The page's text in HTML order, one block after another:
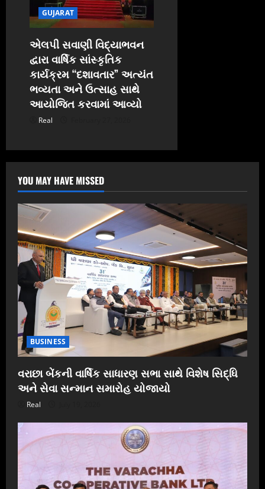
GUJARAT
એલપી સવાણી વિદ્યાભવન
દ્વારા વાર્ષિક સાંસ્કૃતિક
કાર્યક્રમ “દશાવતાર” અત્યંત
ભવ્યતા અને ઉત્સાહ સાથે
આયોજિત કરવામાં આવ્યો
Real
YOU MAY HAVE MISSED
BUSINESS
વરાછા બેંકની વાર્ષિક સાધારણ સભા સાથે વિશેષ સિદ્ધિ
અને સેવા સન્માન સમારોહ યોજાયો
Real